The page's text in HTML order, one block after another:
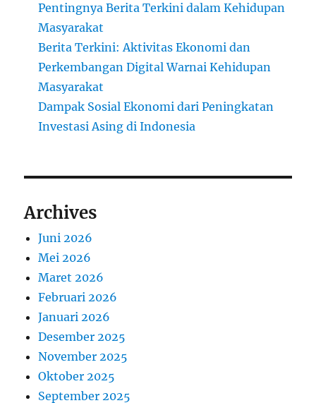
Pentingnya Berita Terkini dalam Kehidupan
Masyarakat
Berita Terkini: Aktivitas Ekonomi dan
Perkembangan Digital Warnai Kehidupan
Masyarakat
Dampak Sosial Ekonomi dari Peningkatan
Investasi Asing di Indonesia
Archives
Juni 2026
Mei 2026
Maret 2026
Februari 2026
Januari 2026
Desember 2025
November 2025
Oktober 2025
September 2025